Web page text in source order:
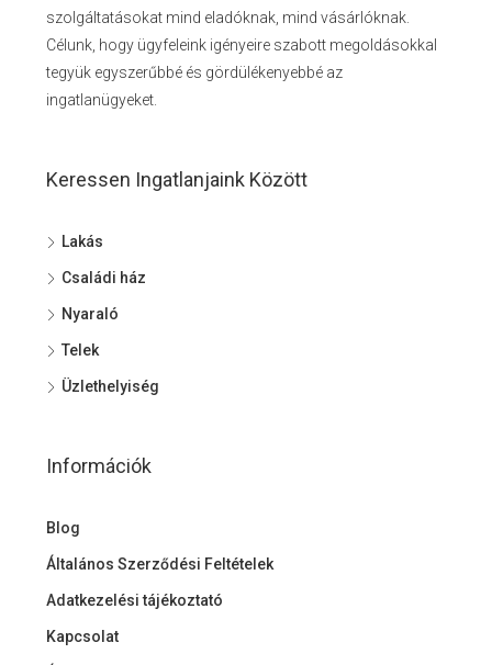
szolgáltatásokat mind eladóknak, mind vásárlóknak.
Célunk, hogy ügyfeleink igényeire szabott megoldásokkal
tegyük egyszerűbbé és gördülékenyebbé az
ingatlanügyeket.
Keressen Ingatlanjaink Között
Lakás
Családi ház
Nyaraló
Telek
Üzlethelyiség
Információk
Blog
Általános Szerződési Feltételek
Adatkezelési tájékoztató
Kapcsolat